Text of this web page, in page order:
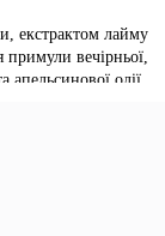
екстрактом лайму
примули вечірньої,
олії.
парабенів,
клітини